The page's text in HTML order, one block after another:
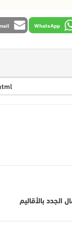
WhatsApp
بالأقاليم